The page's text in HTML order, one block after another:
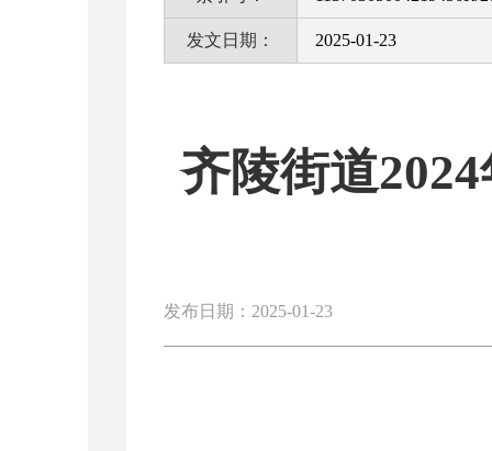
发文日期： 2025-01-23
齐陵街道
发布日期：2025-01-23